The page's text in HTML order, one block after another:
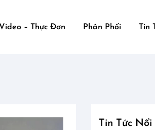
Video – Thực Đơn Phân Phối Tin
Tin Tức